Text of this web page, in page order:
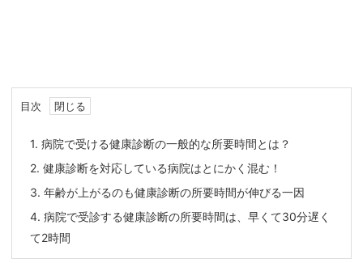
目次
1. 病院で受ける健康診断の一般的な所要時間とは？
2. 健康診断を対応している病院はとにかく混む！
3. 年齢が上がるのも健康診断の所要時間が伸びる一因
4. 病院で受診する健康診断の所要時間は、早くて30分遅く
て2時間